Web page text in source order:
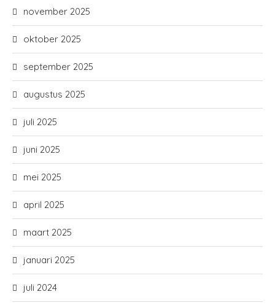
november 2025
oktober 2025
september 2025
augustus 2025
juli 2025
juni 2025
mei 2025
april 2025
maart 2025
januari 2025
juli 2024